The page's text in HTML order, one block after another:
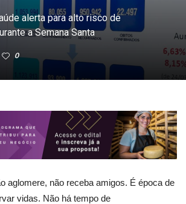
alerta para alto risco de
a Semana Santa
0
aglomere, não receba amigos. É época de
vidas. Não há tempo de